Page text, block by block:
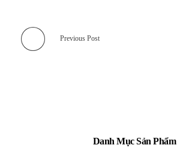
Previous Post
Danh Mục Sản Phẩm